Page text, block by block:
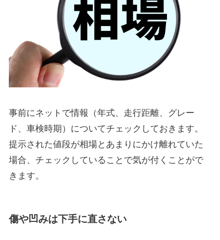
事前にネットで情報（年式、走行距離、グレー
ド、車検時期）についてチェックしておきます。
提示された値段が相場とあまりにかけ離れていた
場合、チェックしていることで気が付くことがで
きます。
傷や凹みは下手に直さない